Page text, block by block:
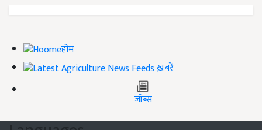
होम
ख़बरें
जॉब्स